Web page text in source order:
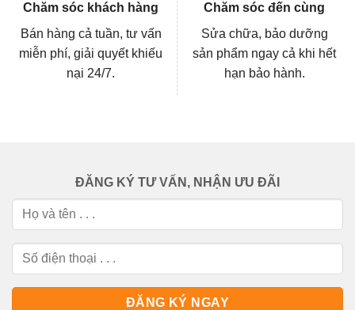
Chăm sóc khách hàng
Bán hàng cả tuần, tư vấn
miễn phí, giải quyết khiếu
nại 24/7.
Chăm sóc đến cùng
Sửa chữa, bảo dưỡng
sản phẩm ngay cả khi hết
hạn bảo hành.
ĐĂNG KÝ TƯ VẤN, NHẬN ƯU ĐÃI